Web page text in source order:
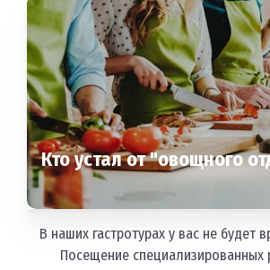
Кто устал от "овощного
В наших гастротурах у вас не будет
Посещение специализированных